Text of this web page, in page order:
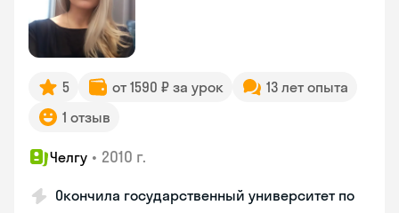
5 от 1590 ₽ за урок
13 лет опыта
1 отзыв
Челгу • 2010 г.
Окончила государственный университет по